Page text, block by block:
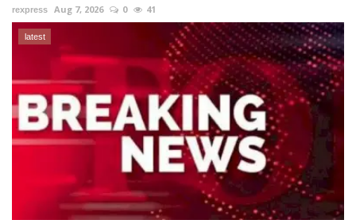
rexpress Aug 7, 2026 0 41
latest